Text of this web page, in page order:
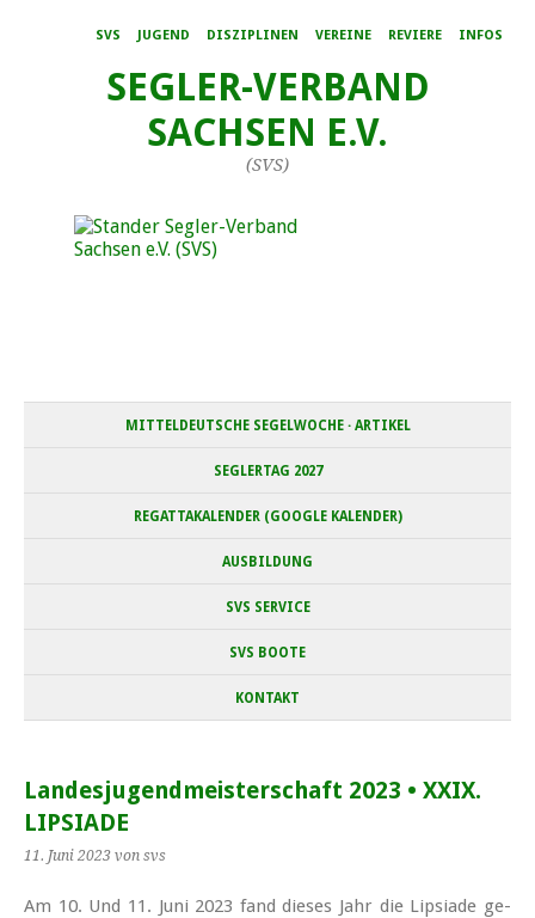
SVS JUGEND DISZIPLINEN VEREINE REVIERE INFOS
SEGLER-VERBAND
SACHSEN E.V.
(SVS)
MITTELDEUTSCHE SEGELWOCHE · ARTIKEL
SEGLERTAG 2027
REGATTAKALENDER (GOOGLE KALENDER)
AUSBILDUNG
SVS SERVICE
SVS BOOTE
KONTAKT
Landesjugendmeisterschaft 2023 • XXIX.
LIPSIADE
11. Juni 2023 von svs
Am 10. Und 11. Ju­ni 2023 fand die­ses Jahr die Lip­sia­de ge­